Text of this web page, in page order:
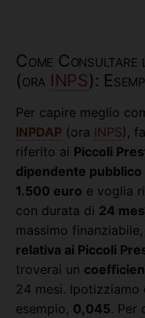
Come
(ora INPS):
Per capire meglio
INPDAP (ora INPS),
riferito ai Piccoli
dipendente pubblico
1.500 euro e voglia
con durata di 24
massimo
relativa ai Piccoli
troverai un
24 mesi. Ipotizziamo
esempio, 0,045. Per